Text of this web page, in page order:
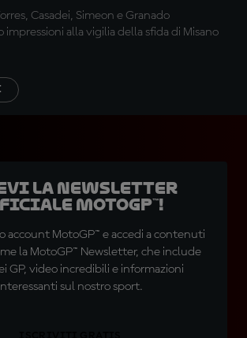
Casadei, Simeon e Granado
alla vigilia della sfida di Misano
la newsletter
MotoGP™!
account MotoGP™ e accedi a contenuti
la MotoGP™ Newsletter, che include
GP, video incredibili e informazioni
sul nostro sport.